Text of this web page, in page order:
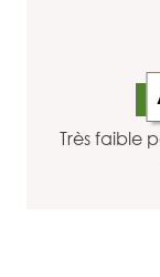
Très faible